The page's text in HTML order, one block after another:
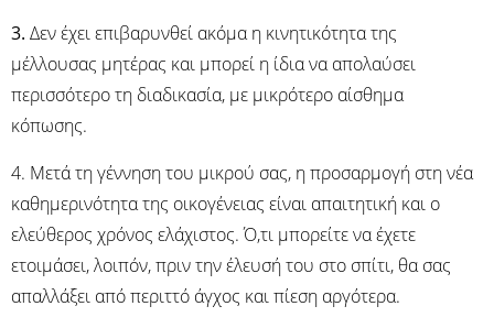
3. Δεν έχει επιβαρυνθεί ακόμα η κινητικότητα της
μέλλουσας μητέρας και μπορεί η ίδια να απολαύσει
περισσότερο τη διαδικασία, με μικρότερο αίσθημα
κόπωσης.
4. Μετά τη γέννηση του μικρού σας, η προσαρμογή στη νέα
καθημερινότητα της οικογένειας είναι απαιτητική και ο
ελεύθερος χρόνος ελάχιστος. Ό,τι μπορείτε να έχετε
ετοιμάσει, λοιπόν, πριν την έλευσή του στο σπίτι, θα σας
απαλλάξει από περιττό άγχος και πίεση αργότερα.